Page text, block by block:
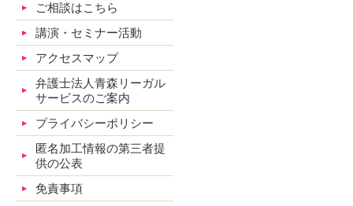
ご相談はこちら
講演・セミナー活動
アクセスマップ
弁護士法人青森リーガル
サービスのご案内
プライバシーポリシー
匿名加工情報の第三者提
供の公表
免責事項